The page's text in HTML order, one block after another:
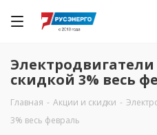
скидкой 3% весь
Главная - Акции и скидки -
3% весь февраль